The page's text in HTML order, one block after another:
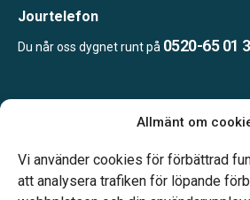
Allmänt om
Vi använder cookies för förbättrad
att analysera trafiken för löpande
Jourtelefon
Du når oss dygnet runt på 0520-65 01
Telefonjour dygnet runt.